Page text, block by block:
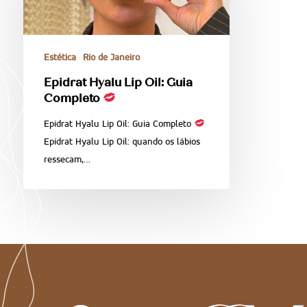
Estética Rio de Janeiro
Epidrat Hyalu Lip Oil: Guia
Completo
Epidrat Hyalu Lip Oil: Guia Completo
Epidrat Hyalu Lip Oil: quando os lábios
ressecam,…